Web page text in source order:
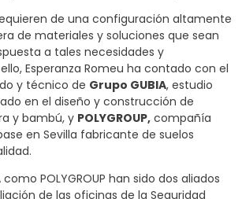
de una configuración altamente
de materiales y soluciones que sean
a tales necesidades y
Esperanza Romeu ha contado con el
y técnico de Grupo GUBIA, estudio
en el diseño y construcción de
y bambú, y POLYGROUP,compañía
en Sevilla fabricante de suelos
POLYGROUP han sido dos aliados
de las oficinas de la Seguridad